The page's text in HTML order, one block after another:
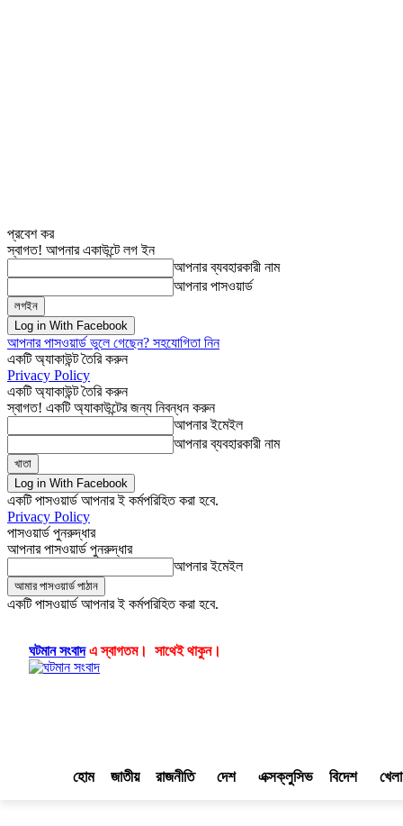
প্রবেশ কর
স্বাগত! আপনার একাউন্টে লগ ইন
আপনার ব্যবহারকারী নাম
আপনার পাসওয়ার্ড
Log in With Facebook
আপনার পাসওয়ার্ড ভুলে গেছেন? সহযোগিতা নিন
একটি অ্যাকাউন্ট তৈরি করুন
Privacy Policy
একটি অ্যাকাউন্ট তৈরি করুন
স্বাগত! একটি অ্যাকাউন্টের জন্য নিবন্ধন করুন
আপনার ইমেইল
আপনার ব্যবহারকারী নাম
Log in With Facebook
একটি পাসওয়ার্ড আপনার ই কর্মপরিহিত করা হবে.
Privacy Policy
পাসওয়ার্ড পুনরুদ্ধার
আপনার পাসওয়ার্ড পুনরুদ্ধার
আপনার ইমেইল
একটি পাসওয়ার্ড আপনার ই কর্মপরিহিত করা হবে.
ঘটমান সংবাদএ স্বাগতম। সাথেই থাকুন।
হোম জাতীয় রাজনীতি দেশ এক্সক্লুসিভ বিদেশ খেলা